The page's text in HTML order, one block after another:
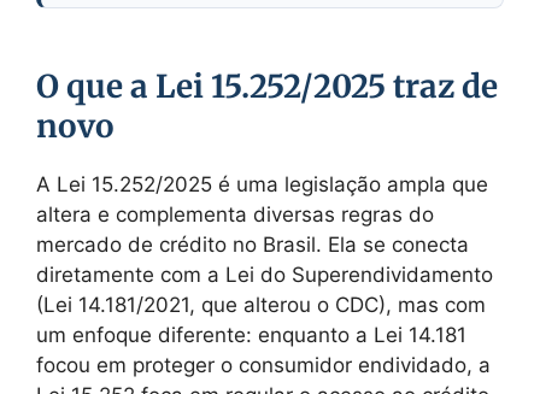
O que a Lei 15.252/2025 traz de
novo
A Lei 15.252/2025 é uma legislação ampla que
altera e complementa diversas regras do
mercado de crédito no Brasil. Ela se conecta
diretamente com a Lei do Superendividamento
(Lei 14.181/2021, que alterou o CDC), mas com
um enfoque diferente: enquanto a Lei 14.181
focou em proteger o consumidor endividado, a